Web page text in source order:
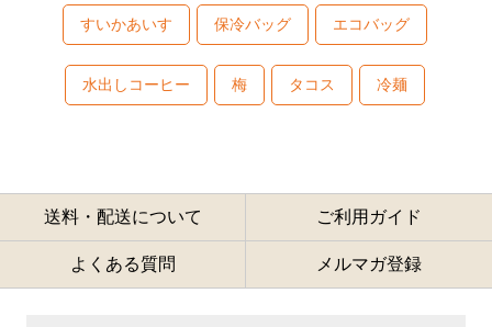
すいかあいす 保冷バッグ エコバッグ
水出しコーヒー 梅 タコス 冷麺
送料・配送について ご利用ガイド
よくある質問 メルマガ登録